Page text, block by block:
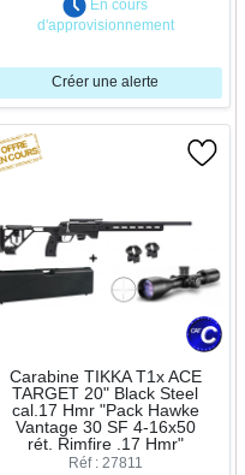
En cours
d'approvisionnement
Créer une alerte
Carabine TIKKA T1x ACE
TARGET 20" Black Steel
cal.17 Hmr "Pack Hawke
Vantage 30 SF 4-16x50
rét. Rimfire .17 Hmr"
Réf : 27811